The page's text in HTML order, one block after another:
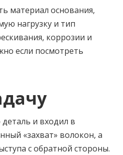
материал основания,
нагрузку и тип
коррозии и
если посмотреть
и входил в
«захват» волокон, а
с обратной стороны.